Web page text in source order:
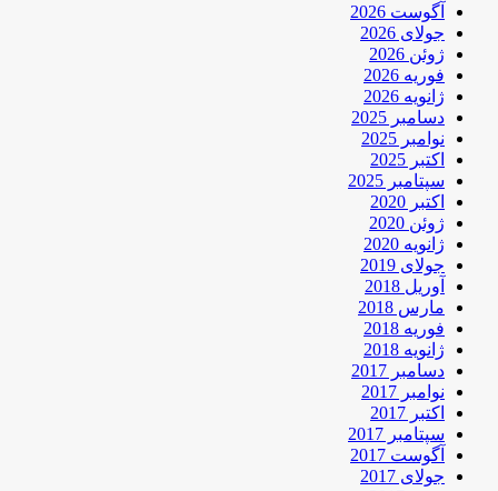
آگوست 2026
جولای 2026
ژوئن 2026
فوریه 2026
ژانویه 2026
دسامبر 2025
نوامبر 2025
اکتبر 2025
سپتامبر 2025
اکتبر 2020
ژوئن 2020
ژانویه 2020
جولای 2019
آوریل 2018
مارس 2018
فوریه 2018
ژانویه 2018
دسامبر 2017
نوامبر 2017
اکتبر 2017
سپتامبر 2017
آگوست 2017
جولای 2017